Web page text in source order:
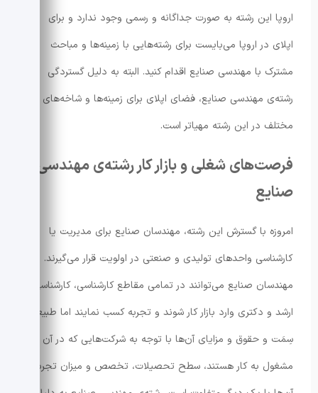
اروپا این رشته به صورت جداگانه و رسمی وجود ندارد و برای
اپلای در اروپا می‌بایست برای رشته‌هایی با زمینه‌ها و مباحث
مشترک با مهندسی صنایع اقدام کنید. البته به دلیل گستردگی
رشته‌ی مهندسی صنایع، فضای اپلای برای زمینه‌ها و شاخه‌های
مختلف در این رشته مهیاتر است.
فرصت‌های شغلی و بازار کار رشته‌ی مهندسی
صنایع
امروزه با گسترش این رشته، مهندسان صنایع برای مدیریت یا
کارشناسی واحدهای تولیدی و صنعتی در اولویت قرار می‌گیرند.
مهندسان صنایع می‌توانند در تمامی مقاطع کارشناسی، کارشناسی
ارشد و دکتری وارد بازار کار شوند و تجربه کسب نمایند اما طبیعتاً
سِمَت و حقوق و مزایای آن‌ها با توجه به شرکت‌هایی که در آن
مشغول به کار هستند، سطح تحصیلات، تخصص و میزان تجربه‌ی